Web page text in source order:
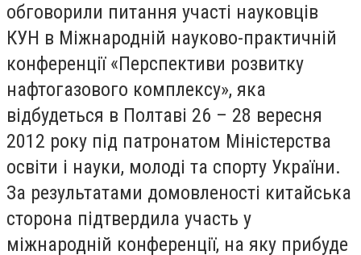
обговорили питання участі науковців
КУН в Міжнародній науково-практичній
конференції «Перспективи розвитку
нафтогазового комплексу», яка
відбудеться в Полтаві 26 – 28 вересня
2012 року під патронатом Міністерства
освіти і науки, молоді та спорту України.
За результатами домовленості китайська
сторона підтвердила участь у
міжнародній конференції, на яку прибуде